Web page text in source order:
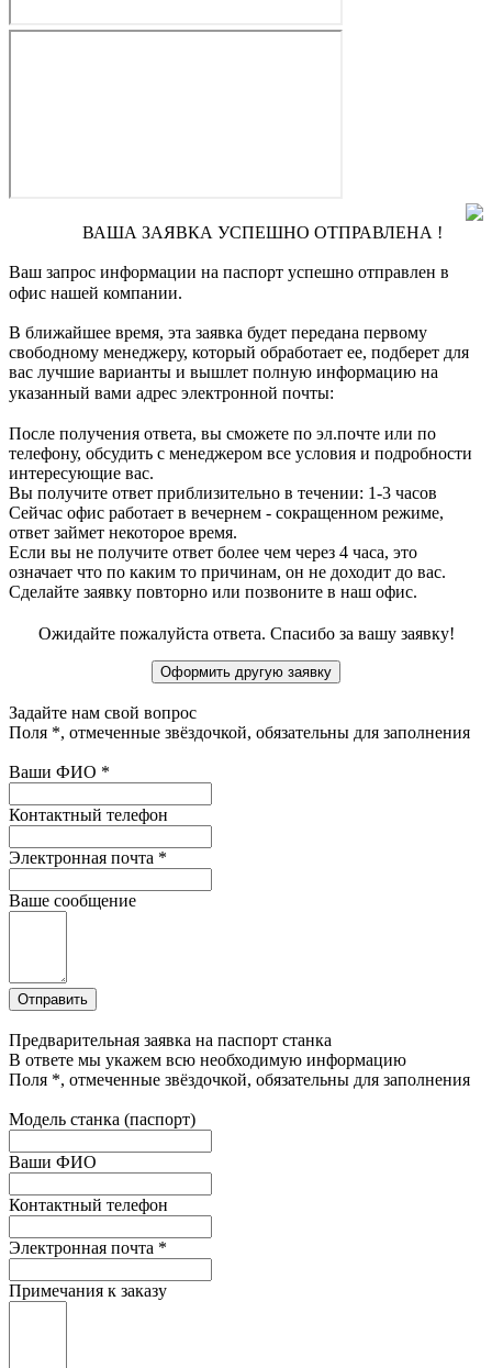
ВАША ЗАЯВКА УСПЕШНО ОТПРАВЛЕНА !
Ваш запрос информации на паспорт успешно отправлен в
офис нашей компании.
В ближайшее время, эта заявка будет передана первому
свободному менеджеру, который обработает ее, подберет для
вас лучшие варианты и вышлет полную информацию на
указанный вами адрес электронной почты:
После получения ответа, вы сможете по эл.почте или по
телефону, обсудить с менеджером все условия и подробности
интересующие вас.
Вы получите ответ приблизительно в течении: 1-3 часов
Сейчас офис работает в вечернем - сокращенном режиме,
ответ займет некоторое время.
Если вы не получите ответ более чем через 4 часа, это
означает что по каким то причинам, он не доходит до вас.
Сделайте заявку повторно или позвоните в наш офис.
Ожидайте пожалуйста ответа. Спасибо за вашу заявку!
Задайте нам свой вопрос
Поля *, отмеченные звёздочкой, обязательны для заполнения
Ваши ФИО *
Контактный телефон
Электронная почта *
Ваше сообщение
Предварительная заявка на паспорт станка
В ответе мы укажем всю необходимую информацию
Поля *, отмеченные звёздочкой, обязательны для заполнения
Модель станка (паспорт)
Ваши ФИО
Контактный телефон
Электронная почта *
Примечания к заказу